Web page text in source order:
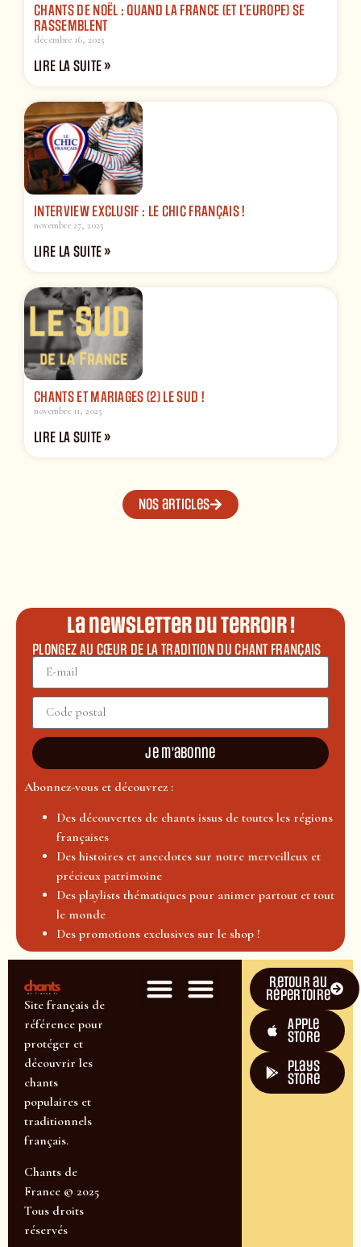
CHANTS DE NOËL : QUAND LA FRANCE (ET L’EUROPE) SE
RASSEMBLENT
décembre 16, 2025
LIRE LA SUITE »
INTERVIEW EXCLUSIF : LE CHIC FRANÇAIS !
novembre 27, 2025
LIRE LA SUITE »
CHANTS ET MARIAGES (2) LE SUD !
novembre 11, 2025
LIRE LA SUITE »
Nos articles
La newsletter du terroir !
PLONGEZ AU CŒUR DE LA TRADITION DU CHANT FRANÇAIS
Je m'abonne
Abonnez-vous et découvrez :
Des découvertes de chants issus de toutes les régions
françaises
Des histoires et anecdotes sur notre merveilleux et
précieux patrimoine
Des playlists thématiques pour animer partout et tout
le monde
Des promotions exclusives sur le shop !
Site français de
référence pour
protéger et
découvrir les
chants
populaires et
traditionnels
français.
Chants de
France © 2025
Tous droits
réservés
Retour au
répertoire
Apple
Store
plays
store